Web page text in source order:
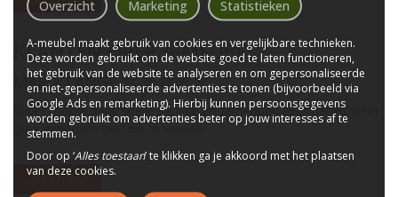
KLANTEN OVER A-MEUBEL
MARIA LANGE
Super mooie bank snelle service en ze hebben alles netjes weer
mee genomen heel dik te vreden
Lees meer
Overzicht Marketing Statistieken
A-meubel maakt gebruik van cookies en vergelijkbare technieken.
Deze worden gebruikt om de website goed te laten functioneren,
het gebruik van de website te analyseren en om gepersonaliseerde
en niet-gepersonaliseerde advertenties te tonen (bijvoorbeeld via
Google Ads en remarketing). Hierbij kunnen persoonsgegevens
worden gebruikt om advertenties beter op jouw interesses af te
stemmen.
Door op ‘Alles toestaan’ te klikken ga je akkoord met het plaatsen
van deze cookies.